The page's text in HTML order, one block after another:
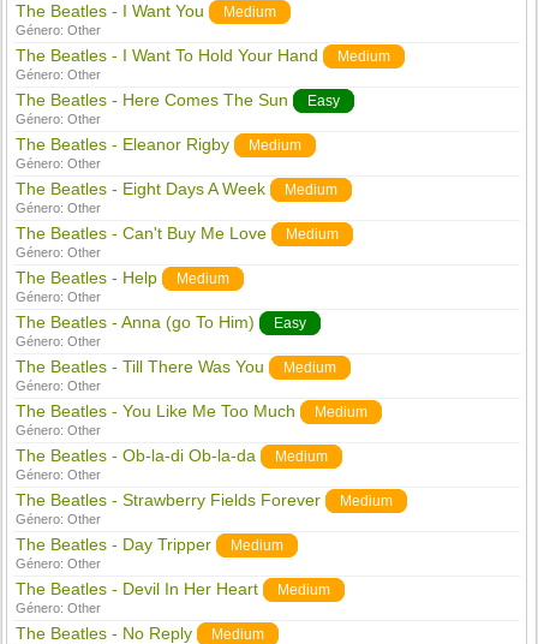
The Beatles - I Want You Medium
Género:Other
The Beatles - I Want To Hold Your Hand Medium
Género:Other
The Beatles - Here Comes The Sun Easy
Género:Other
The Beatles - Eleanor Rigby Medium
Género:Other
The Beatles - Eight Days A Week Medium
Género:Other
The Beatles - Can't Buy Me Love Medium
Género:Other
The Beatles - Help Medium
Género:Other
The Beatles - Anna (go To Him) Easy
Género:Other
The Beatles - Till There Was You Medium
Género:Other
The Beatles - You Like Me Too Much Medium
Género:Other
The Beatles - Ob-la-di Ob-la-da Medium
Género:Other
The Beatles - Strawberry Fields Forever Medium
Género:Other
The Beatles - Day Tripper Medium
Género:Other
The Beatles - Devil In Her Heart Medium
Género:Other
The Beatles - No Reply Medium